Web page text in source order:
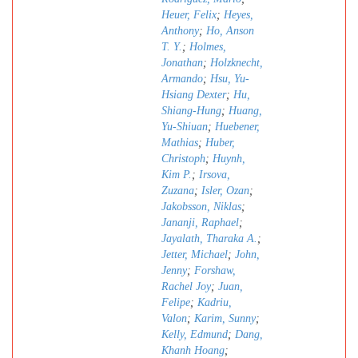
Heuer, Felix; Heyes,
Anthony; Ho, Anson
T. Y. ; Holmes,
Jonathan; Holzknecht,
Armando; Hsu, Yu-
Hsiang Dexter; Hu,
Shiang-Hung; Huang,
Yu-Shiuan; Huebener,
Mathias; Huber,
Christoph; Huynh,
Kim P. ; Irsova,
Zuzana; Isler, Ozan;
Jakobsson, Niklas;
Jananji, Raphael;
Jayalath, Tharaka A. ;
Jetter, Michael; John,
Jenny; Forshaw,
Rachel Joy; Juan,
Felipe; Kadriu,
Valon; Karim, Sunny;
Kelly, Edmund; Dang,
Khanh Hoang;